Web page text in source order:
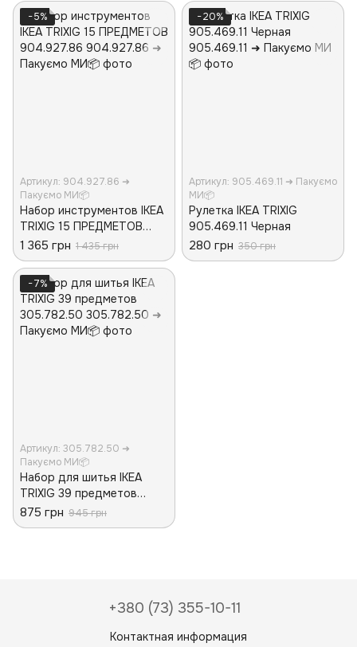
−5%
Артикул: 904.927.86 ➜
Пакуємо МИ📦
Набор инструментов IKEA
TRIXIG 15 ПРЕДМЕТОВ
904.927.86
1 365 грн 1 435 грн
−20%
Артикул: 905.469.11 ➜ Пакуємо
МИ📦
Рулетка IKEA TRIXIG
905.469.11 Черная
280 грн 350 грн
−7%
Артикул: 305.782.50 ➜
Пакуємо МИ📦
Набор для шитья IKEA
TRIXIG 39 предметов
305.782.50
875 грн 945 грн
+380 (73) 355-10-11
Контактная информация